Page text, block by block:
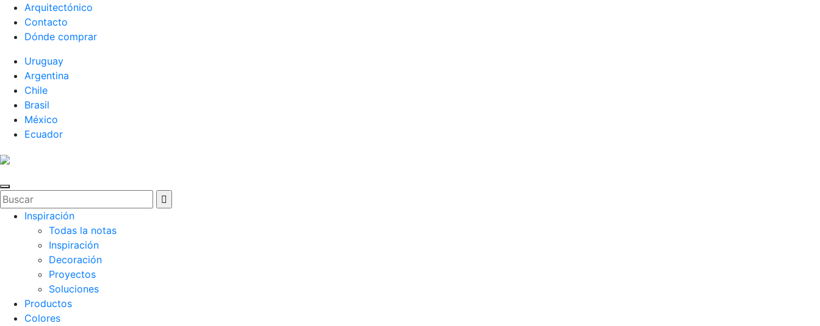
Arquitectónico
Contacto
Dónde comprar
Uruguay
Argentina
Chile
Brasil
México
Ecuador
Inspiración
Todas la notas
Inspiración
Decoración
Proyectos
Soluciones
Productos
Colores